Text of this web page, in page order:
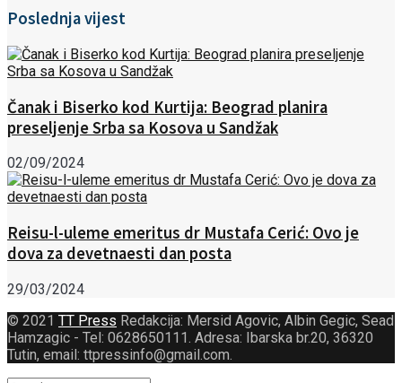
Poslednja vijest
Čanak i Biserko kod Kurtija: Beograd planira
preseljenje Srba sa Kosova u Sandžak
02/09/2024
Reisu-l-uleme emeritus dr Mustafa Cerić: Ovo je
dova za devetnaesti dan posta
29/03/2024
© 2021 TT Press Redakcija: Mersid Agovic, Albin Gegic, Sead
Hamzagic - Tel: 0628650111. Adresa: Ibarska br.20, 36320
Tutin, email: ttpressinfo@gmail.com.